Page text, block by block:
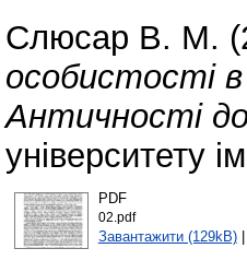
Слюсар В. М.
особистості в
Античності
університету
PDF
02.pdf
Завантажити (129kB)|